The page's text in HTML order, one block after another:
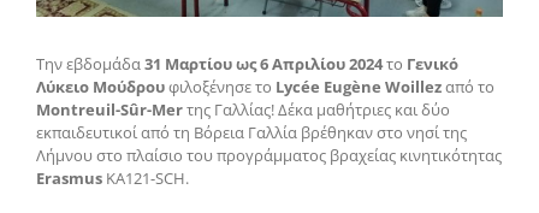
Την εβδομάδα31 Μαρτίου ως 6 Απριλίου 2024το Γενικό
Λύκειο Μούδρουφιλοξένησε το Lycée Eugène Woillezαπό το
Montreuil-Sûr-Merτης Γαλλίας! Δέκα μαθήτριες και δύο
εκπαιδευτικοί από τη Βόρεια Γαλλία βρέθηκαν στο νησί της
Λήμνου στο πλαίσιο του προγράμματος βραχείας κινητικότητας
Erasmus ΚΑ121-SCH.